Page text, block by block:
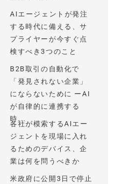
AIエージェントが発注
する時代に備える、サ
プライヤーが今すぐ点
検すべき3つのこと
B2B取引の自動化で
「発見されない企業」
にならないために ーAI
が自律的に連携する
時...
各社が模索するAIエー
ジェントを現場に入れ
るためのデバイス、企
業は何を問うべきか
米政府に公開3日で停止